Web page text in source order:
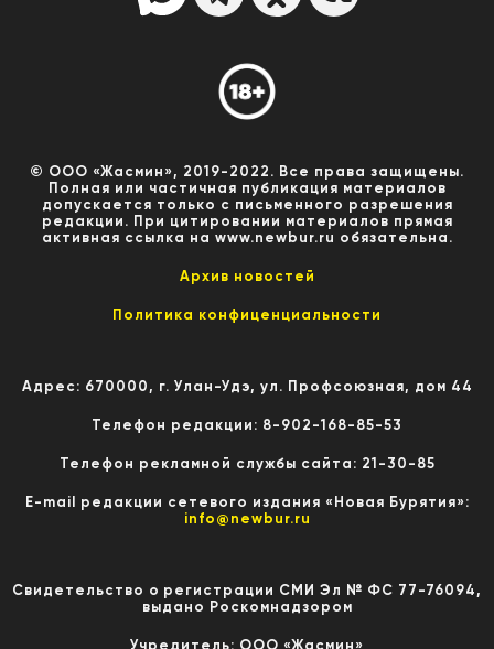
© ООО «Жасмин», 2019-2022. Все права защищены.
Полная или частичная публикация материалов
допускается только с письменного разрешения
редакции. При цитировании материалов прямая
активная ссылка на www.newbur.ru обязательна.
Архив новостей
Политика конфиценциальности
Адрес: 670000, г. Улан-Удэ, ул. Профсоюзная, дом 44
Телефон редакции: 8-902-168-85-53
Телефон рекламной службы сайта: 21-30-85
E-mail редакции сетевого издания «Новая Бурятия»:
info@newbur.ru
Свидетельство о регистрации СМИ Эл № ФС 77-76094,
выдано Роскомнадзором
Учредитель: ООО «Жасмин»